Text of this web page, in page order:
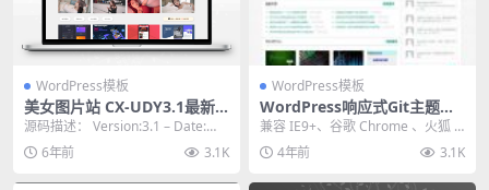
WordPress模板
美女图片站 CX-UDY3.1最新
破解版全解密去授权版无限制
源码描述： Version:3.1 – Date:
【适配】适配新版Wordpr...
6年前 3.1K
WordPress模板
WordPress响应式Git主题响
应式CMS主题模板
兼容 IE9+、谷歌 Chrome 、火狐 Fi
refox 等主流浏览器 扁平化...
4年前 3.1K